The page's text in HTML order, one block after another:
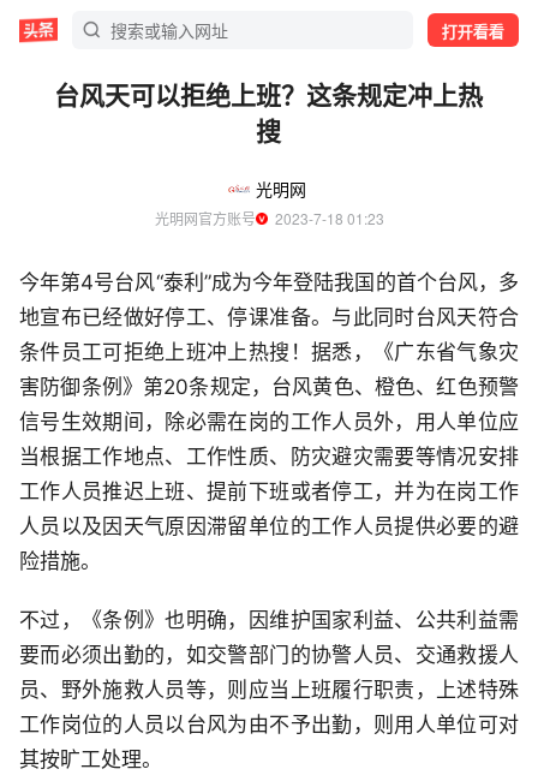
打开看看
台风天可以拒绝上班？这条规定冲上热
搜
光明网
光明网官方账号
  2023-7-18 01:23
今年第4号台风“泰利”成为今年登陆我国的首个台风，多
地宣布已经做好停工、停课准备。与此同时台风天符合
条件员工可拒绝上班冲上热搜！据悉，《广东省气象灾
害防御条例》第20条规定，台风黄色、橙色、红色预警
信号生效期间，除必需在岗的工作人员外，用人单位应
当根据工作地点、工作性质、防灾避灾需要等情况安排
工作人员推迟上班、提前下班或者停工，并为在岗工作
人员以及因天气原因滞留单位的工作人员提供必要的避
险措施。
不过，《条例》也明确，因维护国家利益、公共利益需
要而必须出勤的，如交警部门的协警人员、交通救援人
员、野外施救人员等，则应当上班履行职责，上述特殊
工作岗位的人员以台风为由不予出勤，则用人单位可对
其按旷工处理。